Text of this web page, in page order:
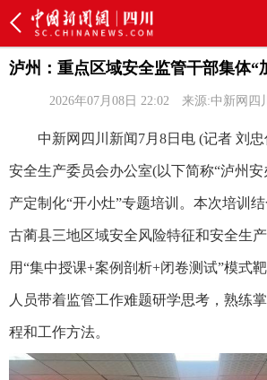
泸州：重点区域安全监管干部集体“
2026年07月08日 22:02 来源:中新网四川
中新网四川新闻7月8日电 (记者 刘忠
安全生产委员会办公室(以下简称“泸州
产定制化“开小灶”专题培训。本次培训结
古蔺县三地区域安全风险特征和安全生
用“集中授课+案例剖析+闭卷测试”模式
人员带着监管工作难题研学思考，熟练
程和工作方法。